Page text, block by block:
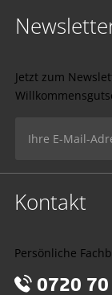
Jetzt zum
Kontakt
Persönliche
0720 70